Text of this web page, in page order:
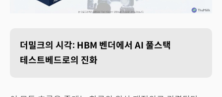
더밀크의 시각: HBM 벤더에서 AI 풀스택
테스트베드로의 진화